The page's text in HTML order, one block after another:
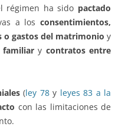
régimen ha sido pactado
a losconsentimientos,
o gastos del matrimonio y
familiary contratos entre
(ley 78y leyes 83 a la
con las limitaciones de